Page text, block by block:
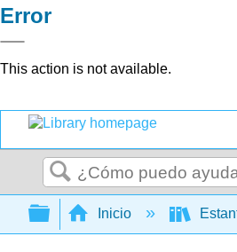
Error
This action is not available.
Buscar
Expandir/contraer
Inicio